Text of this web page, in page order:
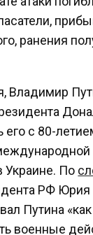
ранения
Владимир
его с 80-
Украине. По
РФ Юрия
Путина
военные